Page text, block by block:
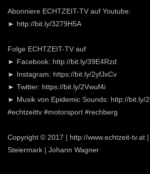
Abonniere ECHTZEIT-TV auf Youtube:
► http://bit.ly/3279H5A
Folge ECHTZEIT-TV auf
► Facebook: http://bit.ly/39E4Rzd
► Instagram: https://bit.ly/2yfJxCv
► Twitter: https://bit.ly/2Vwuf4i
► Musik von Epidemic Sounds: http://bit.ly/
#echtzeittv #motorsport #rechberg
Copyright © 2017 | http://www.echtzeit-tv.at
Steiermark | Johann Wagner